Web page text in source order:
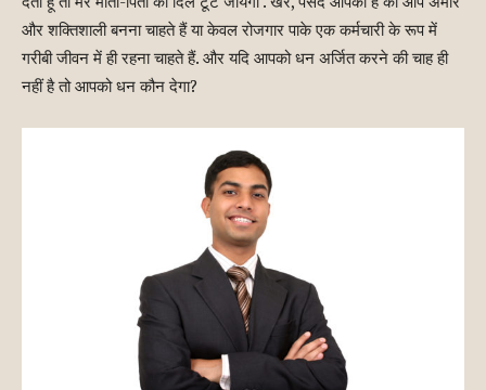
और शक्तिशाली बनना चाहते हैं या केवल रोजगार पाके एक कर्मचारी के रूप में
गरीबी जीवन में ही रहना चाहते हैं. और यदि आपको धन अर्जित करने की चाह ही
नहीं है तो आपको धन कौन देगा?